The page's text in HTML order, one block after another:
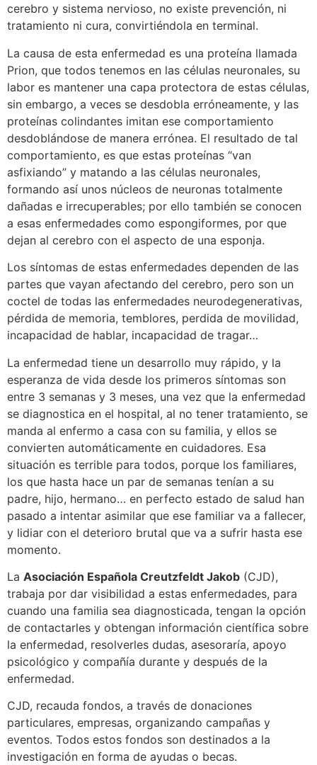
cerebro y sistema nervioso, no existe prevención, ni
tratamiento ni cura, convirtiéndola en terminal.
La causa de esta enfermedad es una proteína llamada
Prion, que todos tenemos en las células neuronales, su
labor es mantener una capa protectora de estas células,
sin embargo, a veces se desdobla erróneamente, y las
proteínas colindantes imitan ese comportamiento
desdoblándose de manera errónea. El resultado de tal
comportamiento, es que estas proteínas “van
asfixiando” y matando a las células neuronales,
formando así unos núcleos de neuronas totalmente
dañadas e irrecuperables; por ello también se conocen
a esas enfermedades como espongiformes, por que
dejan al cerebro con el aspecto de una esponja.
Los síntomas de estas enfermedades dependen de las
partes que vayan afectando del cerebro, pero son un
coctel de todas las enfermedades neurodegenerativas,
pérdida de memoria, temblores, perdida de movilidad,
incapacidad de hablar, incapacidad de tragar…
La enfermedad tiene un desarrollo muy rápido, y la
esperanza de vida desde los primeros síntomas son
entre 3 semanas y 3 meses, una vez que la enfermedad
se diagnostica en el hospital, al no tener tratamiento, se
manda al enfermo a casa con su familia, y ellos se
convierten automáticamente en cuidadores. Esa
situación es terrible para todos, porque los familiares,
los que hasta hace un par de semanas tenían a su
padre, hijo, hermano… en perfecto estado de salud han
pasado a intentar asimilar que ese familiar va a fallecer,
y lidiar con el deterioro brutal que va a sufrir hasta ese
momento.
La Asociación Española Creutzfeldt Jakob (CJD),
trabaja por dar visibilidad a estas enfermedades, para
cuando una familia sea diagnosticada, tengan la opción
de contactarles y obtengan información científica sobre
la enfermedad, resolverles dudas, asesoraría, apoyo
psicológico y compañía durante y después de la
enfermedad.
CJD, recauda fondos, a través de donaciones
particulares, empresas, organizando campañas y
eventos. Todos estos fondos son destinados a la
investigación en forma de ayudas o becas.